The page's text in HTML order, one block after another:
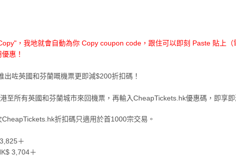
，我地就會自動為你 Copy coupon code，跟住可以即刻 Paste 貼上
惠！
咗英國和芬蘭嘅機票更即減$200折扣碼！
至所有英國和芬蘭城市來回機票，再輸入CheapTickets.hk優惠碼，即享即
折扣碼只適用於首1000宗交易。
＋
3,704＋